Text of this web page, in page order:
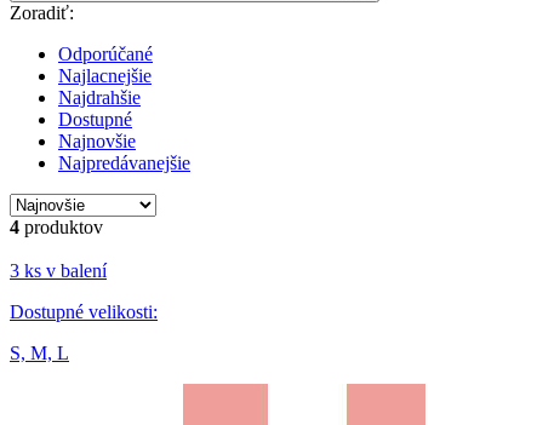
Zoradiť:
Odporúčané
Najlacnejšie
Najdrahšie
Dostupné
Najnovšie
Najpredávanejšie
4 produktov
3 ks v balení
Dostupné velikosti:
S, M, L